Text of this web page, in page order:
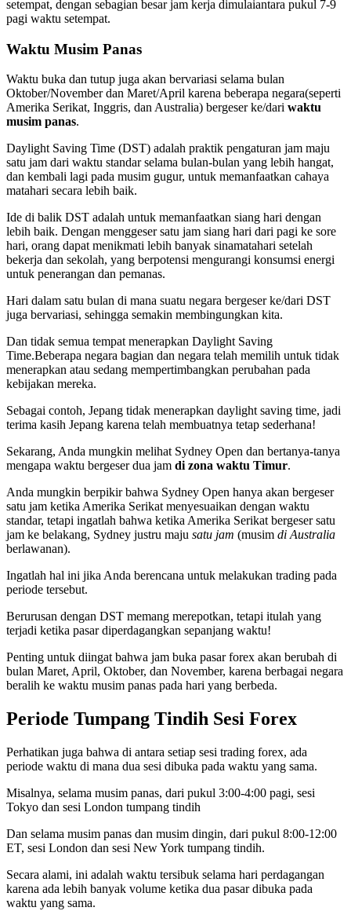
setempat, dengan sebagian besar jam kerja dimulaiantara pukul 7-9
pagi waktu setempat.
Waktu Musim Panas
Waktu buka dan tutup juga akan bervariasi selama bulan
Oktober/November dan Maret/April karena beberapa negara(seperti
Amerika Serikat, Inggris, dan Australia) bergeser ke/dari waktu
musim panas.
Daylight Saving Time (DST) adalah praktik pengaturan jam maju
satu jam dari waktu standar selama bulan-bulan yang lebih hangat,
dan kembali lagi pada musim gugur, untuk memanfaatkan cahaya
matahari secara lebih baik.
Ide di balik DST adalah untuk memanfaatkan siang hari dengan
lebih baik. Dengan menggeser satu jam siang hari dari pagi ke sore
hari, orang dapat menikmati lebih banyak sinamatahari setelah
bekerja dan sekolah, yang berpotensi mengurangi konsumsi energi
untuk penerangan dan pemanas.
Hari dalam satu bulan di mana suatu negara bergeser ke/dari DST
juga bervariasi, sehingga semakin membingungkan kita.
Dan tidak semua tempat menerapkan Daylight Saving
Time.Beberapa negara bagian dan negara telah memilih untuk tidak
menerapkan atau sedang mempertimbangkan perubahan pada
kebijakan mereka.
Sebagai contoh, Jepang tidak menerapkan daylight saving time, jadi
terima kasih Jepang karena telah membuatnya tetap sederhana!
Sekarang, Anda mungkin melihat Sydney Open dan bertanya-tanya
mengapa waktu bergeser dua jam di zona waktu Timur.
Anda mungkin berpikir bahwa Sydney Open hanya akan bergeser
satu jam ketika Amerika Serikat menyesuaikan dengan waktu
standar, tetapi ingatlah bahwa ketika Amerika Serikat bergeser satu
jam ke belakang, Sydney justru maju satu jam (musim di Australia
berlawanan).
Ingatlah hal ini jika Anda berencana untuk melakukan trading pada
periode tersebut.
Berurusan dengan DST memang merepotkan, tetapi itulah yang
terjadi ketika pasar diperdagangkan sepanjang waktu!
Penting untuk diingat bahwa jam buka pasar forex akan berubah di
bulan Maret, April, Oktober, dan November, karena berbagai negara
beralih ke waktu musim panas pada hari yang berbeda.
Periode Tumpang Tindih Sesi Forex
Perhatikan juga bahwa di antara setiap sesi trading forex, ada
periode waktu di mana dua sesi dibuka pada waktu yang sama.
Misalnya, selama musim panas, dari pukul 3:00-4:00 pagi, sesi
Tokyo dan sesi London tumpang tindih
Dan selama musim panas dan musim dingin, dari pukul 8:00-12:00
ET, sesi London dan sesi New York tumpang tindih.
Secara alami, ini adalah waktu tersibuk selama hari perdagangan
karena ada lebih banyak volume ketika dua pasar dibuka pada
waktu yang sama.